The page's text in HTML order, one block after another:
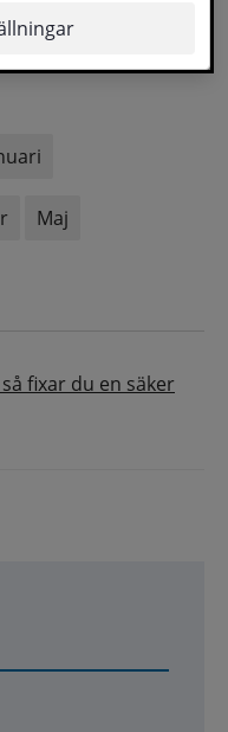
Maj
fixar du en säker